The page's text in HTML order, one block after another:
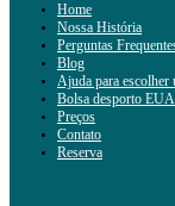
Home
Nossa História
Perguntas
Blog
Ajuda para escolher
Bolsa desporto EUA
Preços
Contato
Reserva